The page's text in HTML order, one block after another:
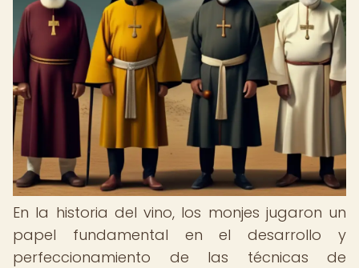
En la historia del vino, los monjes jugaron un
papel fundamental en el desarrollo y
perfeccionamiento de las técnicas de